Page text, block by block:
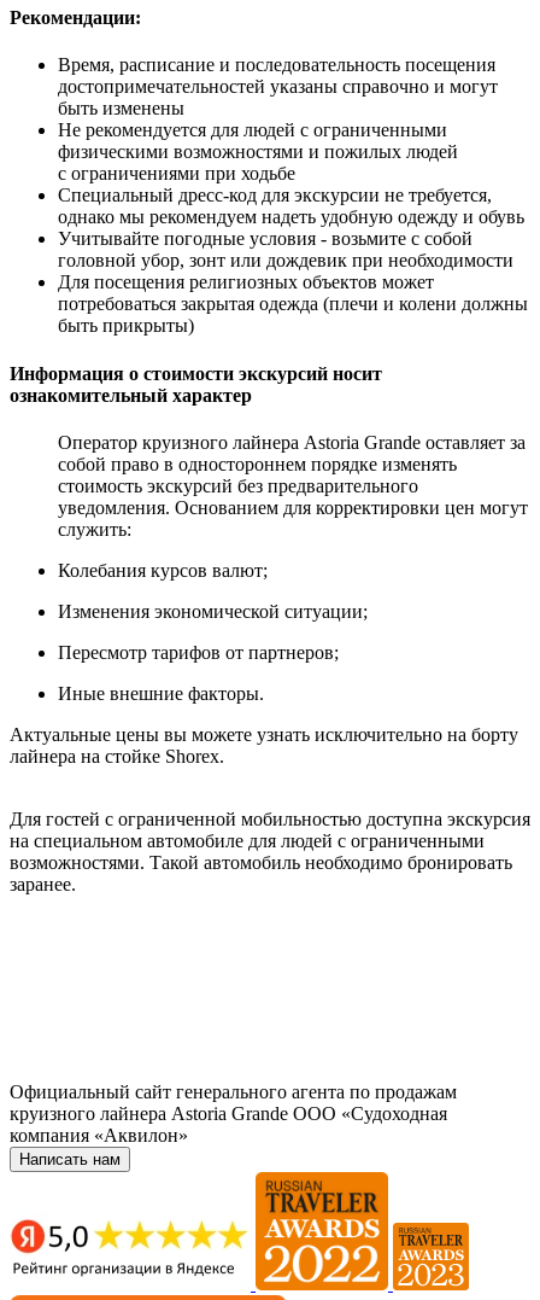
Рекомендации:
Время, расписание и последовательность посещения
достопримечательностей указаны справочно и могут
быть изменены
Не рекомендуется для людей с ограниченными
физическими возможностями и пожилых людей
с ограничениями при ходьбе
Специальный дресс-код для экскурсии не требуется,
однако мы рекомендуем надеть удобную одежду и обувь
Учитывайте погодные условия - возьмите с собой
головной убор, зонт или дождевик при необходимости
Для посещения религиозных объектов может
потребоваться закрытая одежда (плечи и колени должны
быть прикрыты)
Информация о стоимости экскурсий носит
ознакомительный характер
Оператор круизного лайнера Astoria Grande оставляет за
собой право в одностороннем порядке изменять
стоимость экскурсий без предварительного
уведомления. Основанием для корректировки цен могут
служить:
Колебания курсов валют;
Изменения экономической ситуации;
Пересмотр тарифов от партнеров;
Иные внешние факторы.
Актуальные цены вы можете узнать исключительно на борту
лайнера на стойке Shorex.
Для гостей с ограниченной мобильностью доступна экскурсия
на специальном автомобиле для людей с ограниченными
возможностями. Такой автомобиль необходимо бронировать
заранее.
Официальный сайт генерального агента по продажам
круизного лайнера Astoria Grande ООО «Судоходная
компания «Аквилон»
Написать нам